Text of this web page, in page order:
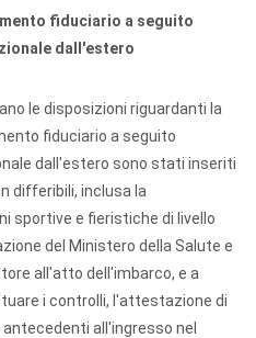
fiduciario a seguito
dall'estero
le disposizioni riguardanti la
fiduciario a seguito
dall'estero sono stati inseriti
differibili, inclusa la
sportive e fieristiche di livello
del Ministero della Salute e
all'atto dell'imbarco, e a
i controlli, l'attestazione di
all'ingresso nel